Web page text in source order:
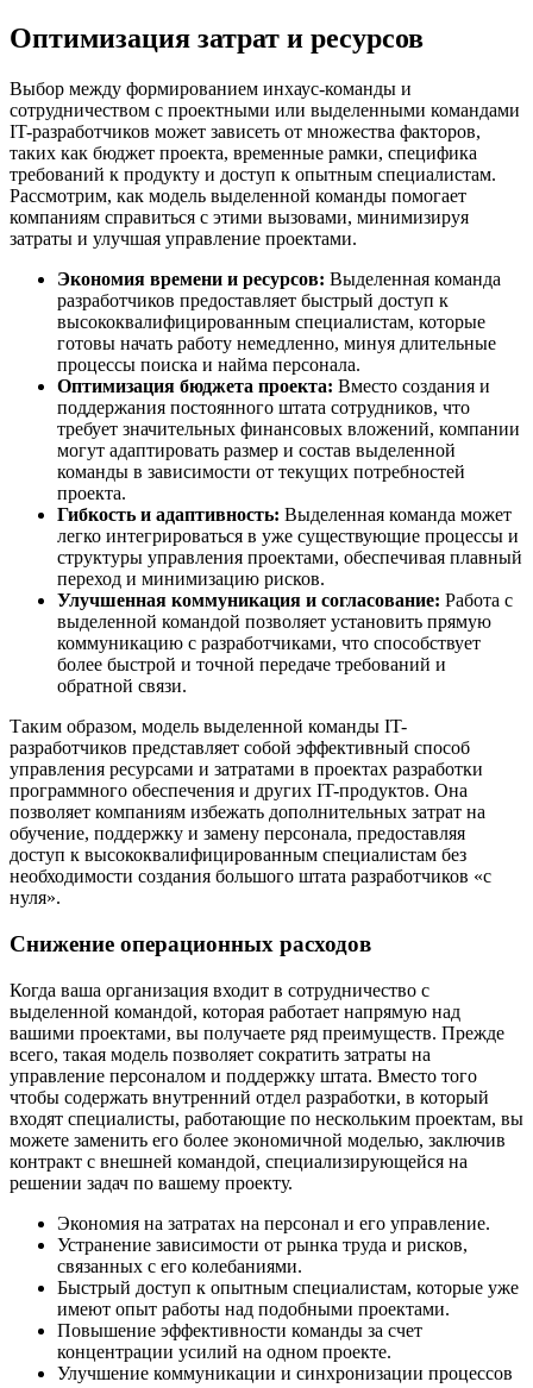
Оптимизация затрат и ресурсов
Выбор между формированием инхаус-команды и
сотрудничеством с проектными или выделенными командами
IT-разработчиков может зависеть от множества факторов,
таких как бюджет проекта, временные рамки, специфика
требований к продукту и доступ к опытным специалистам.
Рассмотрим, как модель выделенной команды помогает
компаниям справиться с этими вызовами, минимизируя
затраты и улучшая управление проектами.
Экономия времени и ресурсов: Выделенная команда
разработчиков предоставляет быстрый доступ к
высококвалифицированным специалистам, которые
готовы начать работу немедленно, минуя длительные
процессы поиска и найма персонала.
Оптимизация бюджета проекта: Вместо создания и
поддержания постоянного штата сотрудников, что
требует значительных финансовых вложений, компании
могут адаптировать размер и состав выделенной
команды в зависимости от текущих потребностей
проекта.
Гибкость и адаптивность: Выделенная команда может
легко интегрироваться в уже существующие процессы и
структуры управления проектами, обеспечивая плавный
переход и минимизацию рисков.
Улучшенная коммуникация и согласование: Работа с
выделенной командой позволяет установить прямую
коммуникацию с разработчиками, что способствует
более быстрой и точной передаче требований и
обратной связи.
Таким образом, модель выделенной команды IT-
разработчиков представляет собой эффективный способ
управления ресурсами и затратами в проектах разработки
программного обеспечения и других IT-продуктов. Она
позволяет компаниям избежать дополнительных затрат на
обучение, поддержку и замену персонала, предоставляя
доступ к высококвалифицированным специалистам без
необходимости создания большого штата разработчиков «с
нуля».
Снижение операционных расходов
Когда ваша организация входит в сотрудничество с
выделенной командой, которая работает напрямую над
вашими проектами, вы получаете ряд преимуществ. Прежде
всего, такая модель позволяет сократить затраты на
управление персоналом и поддержку штата. Вместо того
чтобы содержать внутренний отдел разработки, в который
входят специалисты, работающие по нескольким проектам, вы
можете заменить его более экономичной моделью, заключив
контракт с внешней командой, специализирующейся на
решении задач по вашему проекту.
Экономия на затратах на персонал и его управление.
Устранение зависимости от рынка труда и рисков,
связанных с его колебаниями.
Быстрый доступ к опытным специалистам, которые уже
имеют опыт работы над подобными проектами.
Повышение эффективности команды за счет
концентрации усилий на одном проекте.
Улучшение коммуникации и синхронизации процессов